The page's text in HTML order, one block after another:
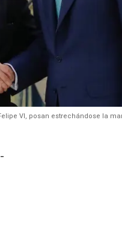
VI, posan estrechándose la